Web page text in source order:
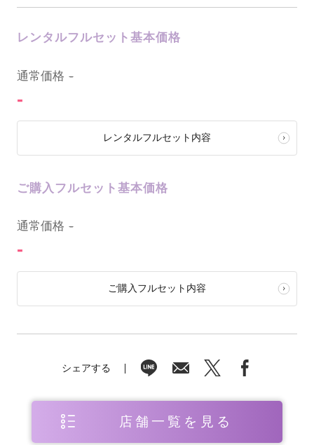
レンタルフルセット基本価格
通常価格 -
-
レンタルフルセット内容
ご購入フルセット基本価格
通常価格 -
-
ご購入フルセット内容
シェアする
店舗一覧を見る